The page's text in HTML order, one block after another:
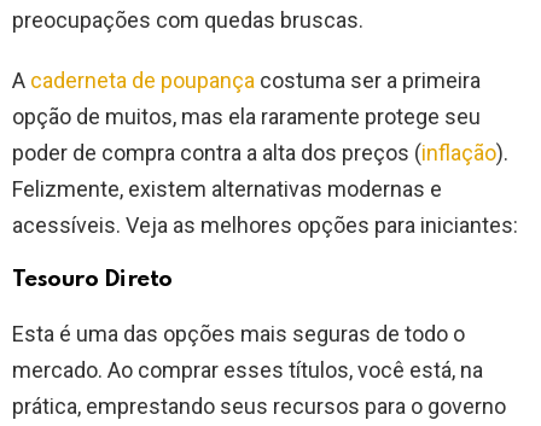
preocupações com quedas bruscas.
A caderneta de poupança costuma ser a primeira
opção de muitos, mas ela raramente protege seu
poder de compra contra a alta dos preços (inflação).
Felizmente, existem alternativas modernas e
acessíveis. Veja as melhores opções para iniciantes:
Tesouro Direto
Esta é uma das opções mais seguras de todo o
mercado. Ao comprar esses títulos, você está, na
prática, emprestando seus recursos para o governo